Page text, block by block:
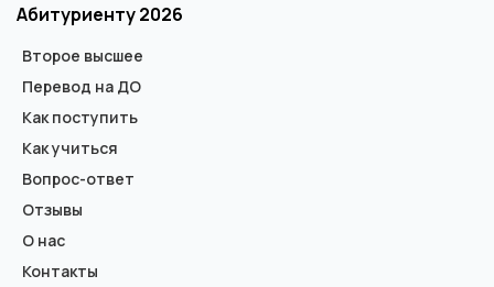
Абитуриенту 2026
Второе высшее
Перевод на ДО
Как поступить
Как учиться
Вопрос-ответ
Отзывы
О нас
Контакты